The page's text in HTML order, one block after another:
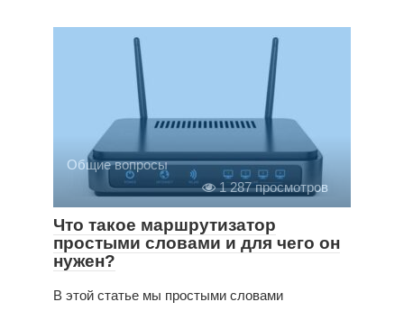
Общие вопросы
1 287 просмотров
Что такое маршрутизатор
простыми словами и для чего он
нужен?
В этой статье мы простыми словами